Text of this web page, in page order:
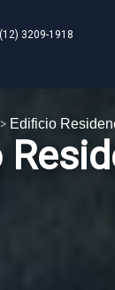
(12) 3209-1918
Edificio